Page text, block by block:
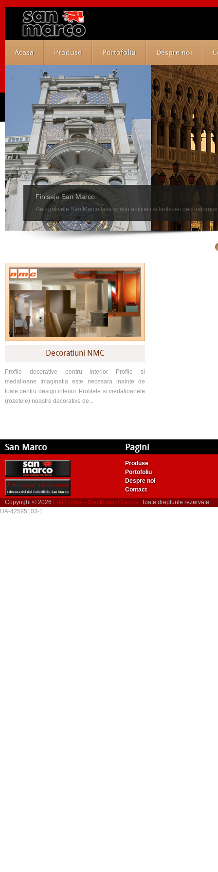
Acasa Produse Portofoliu Despre noi
Finisaje San Marco
Decorativele San Marco lasa spatiu abilitatii si fanteziei
Decoratiuni NMC
Profile decorative pentru interior Profile si
medalioane Imaginatia este necesara inainte de
toate pentru design interior. Profilele si medalioanele
(rozetele) noastre decorative de...
San Marco Pagini
Produse
Portofoliu
Despre noi
Contact
Copyright © 2026 Edil Colore - San Marco Craiova. Toate drepturile rezervate.
UA-42595103-1